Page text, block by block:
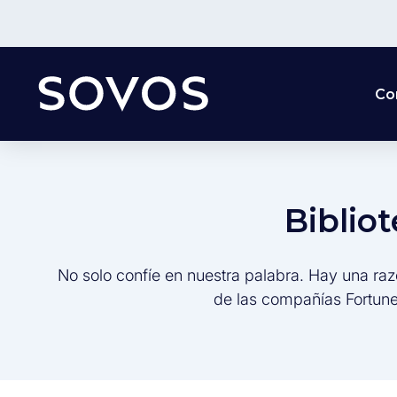
No solo confíe en nuestra palabra. Hay una
de las compañías